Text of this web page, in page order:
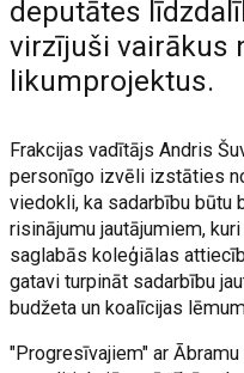
deputātes
virzījuši vairākus
likumprojektus.
Frakcijas vadītājs Andris
personīgo izvēli izstāties
viedokli, ka sadarbību būtu
risinājumu jautājumiem,
saglabās koleģiālas
gatavi turpināt sadarbību
budžeta un koalīcijas
"Progresīvajiem" ar